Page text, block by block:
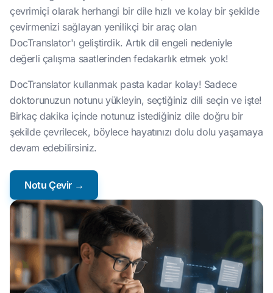
çevrimiçi olarak herhangi bir dile hızlı ve kolay bir şekilde
çevirmenizi sağlayan yenilikçi bir araç olan
DocTranslator'ı geliştirdik. Artık dil engeli nedeniyle
değerli çalışma saatlerinden fedakarlık etmek yok!
DocTranslator kullanmak pasta kadar kolay! Sadece
doktorunuzun notunu yükleyin, seçtiğiniz dili seçin ve işte!
Birkaç dakika içinde notunuz istediğiniz dile doğru bir
şekilde çevrilecek, böylece hayatınızı dolu dolu yaşamaya
devam edebilirsiniz.
Notu Çevir →